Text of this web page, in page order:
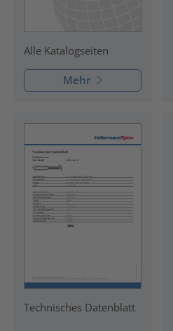
Alle Katalogseiten
Mehr
Technisches Datenblatt